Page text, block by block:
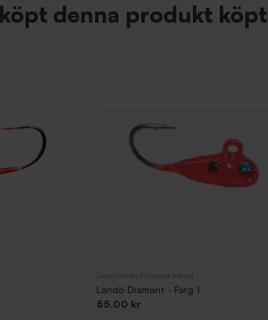
denna produkt
Landö Diamant - Färg 1
Pris
55,00 kr